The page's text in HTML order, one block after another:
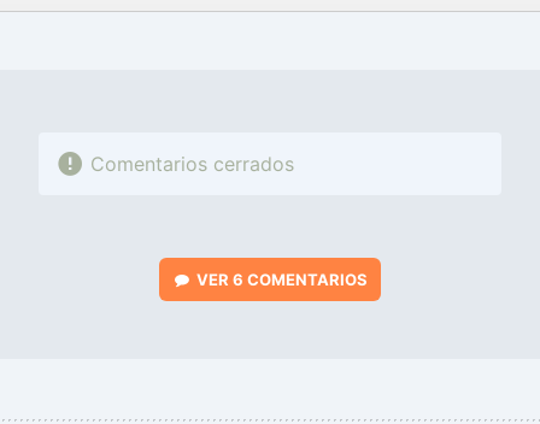
FACEBOOK
TWITTERFLIPBOARD
E-
WHATSAPP
Comentarios cerrados
VER 6 COMENTARIOS